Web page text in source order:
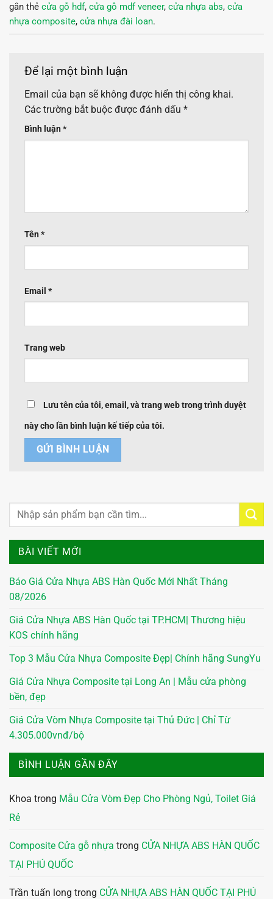
BÀI VIẾT MỚI
Báo Giá Cửa Nhựa ABS Hàn Quốc Mới Nhất Tháng
08/2026
Giá Cửa Nhựa ABS Hàn Quốc tại TP.HCM| Thương hiệu
KOS chính hãng
Top 3 Mẫu Cửa Nhựa Composite Đẹp| Chính hãng SungYu
Giá Cửa Nhựa Composite tại Long An | Mẫu cửa phòng
bền, đẹp
Giá Cửa Vòm Nhựa Composite tại Thủ Đức | Chỉ Từ
4.305.000vnđ/bộ
BÌNH LUẬN GẦN ĐÂY
Khoa trong Mẫu Cửa Vòm Đẹp Cho Phòng Ngủ, Toilet Giá
Rẻ
Composite Cửa gỗ nhựa trong CỬA NHỰA ABS HÀN QUỐC
TẠI PHÚ QUỐC
Trần tuấn long trong CỬA NHỰA ABS HÀN QUỐC TẠI PHÚ
gắn thẻ cửa gỗ hdf, cửa gỗ mdf veneer, cửa nhựa abs, cửa
nhựa composite, cửa nhựa đài loan.
Để lại một bình luận
Email của bạn sẽ không được hiển thị công khai.
Các trường bắt buộc được đánh dấu *
Bình luận *
Tên *
Email *
Trang web
Lưu tên của tôi, email, và trang web trong trình duyệt
này cho lần bình luận kế tiếp của tôi.